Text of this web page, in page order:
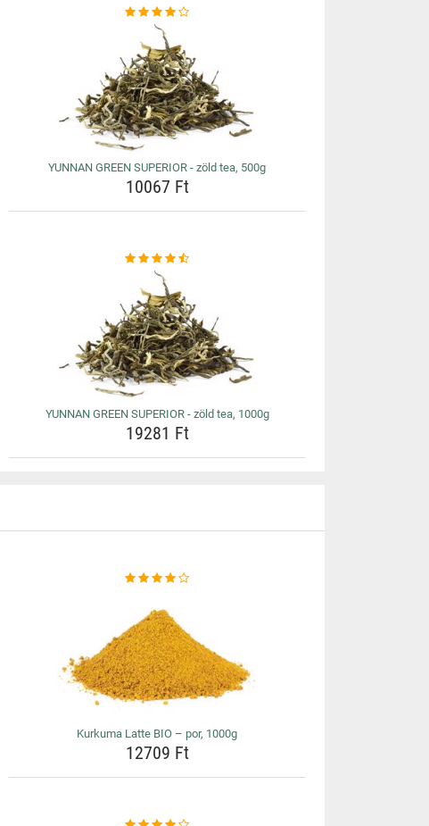
YUNNAN GREEN SUPERIOR - zöld tea, 500g
10067 Ft
YUNNAN GREEN SUPERIOR - zöld tea, 1000g
19281 Ft
Kurkuma Latte BIO – por, 1000g
12709 Ft